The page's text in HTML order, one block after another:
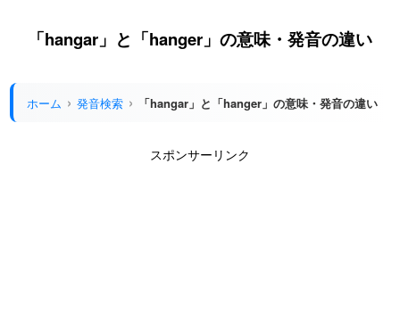
「hangar」と「hanger」の意味・発音の違い
ホーム 発音検索 「hangar」と「hanger」の意味・発音の違い
スポンサーリンク